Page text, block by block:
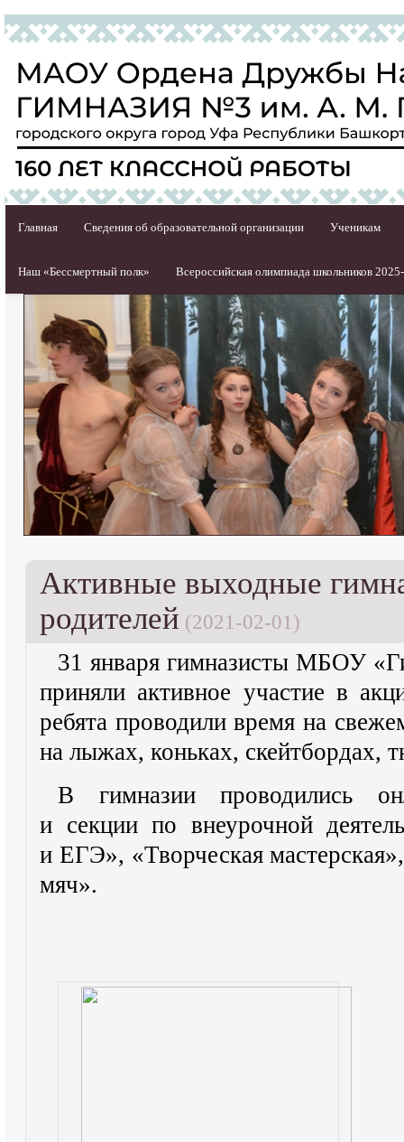
Главная Сведения об образовательной организации Ученикам
Наш «Бессмертный полк» Всероссийская олимпиада школьников
Активные выходные
родителей (2021-02-01)
31 января гимназисты МБОУ
приняли активное участие в
ребята проводили время на
на лыжах, коньках, скейтбордах,
В гимназии проводились
и секции по внеурочной
и ЕГЭ», «Творческая
мяч».